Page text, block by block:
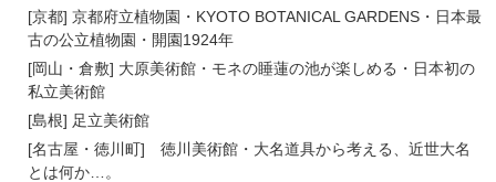
[京都] 京都府立植物園・KYOTO BOTANICAL GARDENS・日本最
古の公立植物園・開園1924年
[岡山・倉敷] 大原美術館・モネの睡蓮の池が楽しめる・日本初の
私立美術館
[島根] 足立美術館
[名古屋・徳川町] 徳川美術館・大名道具から考える、近世大名
とは何か…。